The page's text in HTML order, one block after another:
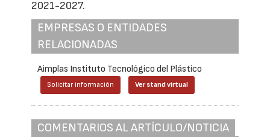
2021-2027.
EMPRESAS O ENTIDADES
RELACIONADAS
Aimplas Instituto Tecnológico del Plástico
Solicitar información Ver stand virtual
COMENTARIOS AL ARTÍCULO/NOTICIA